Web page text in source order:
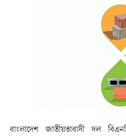
বাংলাদেশ জাতীয়তাবাদী দল